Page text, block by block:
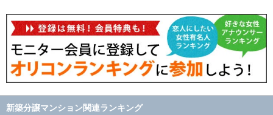
新築分譲マンション関連ランキング